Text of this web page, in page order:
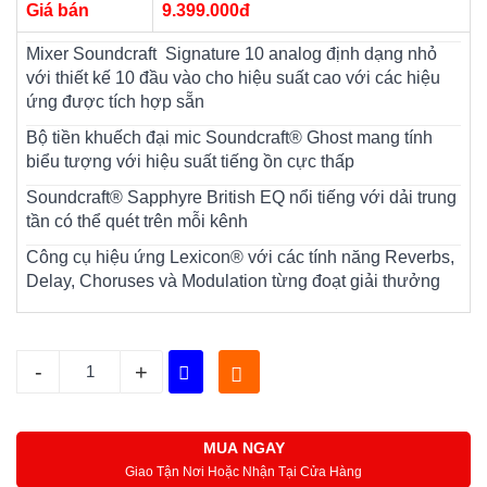
Giá bán 9.399.000đ
Mixer Soundcraft Signature 10 analog định dạng nhỏ
với thiết kế 10 đầu vào cho hiệu suất cao với các hiệu
ứng được tích hợp sẵn
Bộ tiền khuếch đại mic Soundcraft® Ghost mang tính
biểu tượng với hiệu suất tiếng ồn cực thấp
Soundcraft® Sapphyre British EQ nổi tiếng với dải trung
tần có thể quét trên mỗi kênh
Công cụ hiệu ứng Lexicon® với các tính năng Reverbs,
Delay, Choruses và Modulation từng đoạt giải thưởng
- +
MUA NGAY
Giao Tận Nơi Hoặc Nhận Tại Cửa Hàng